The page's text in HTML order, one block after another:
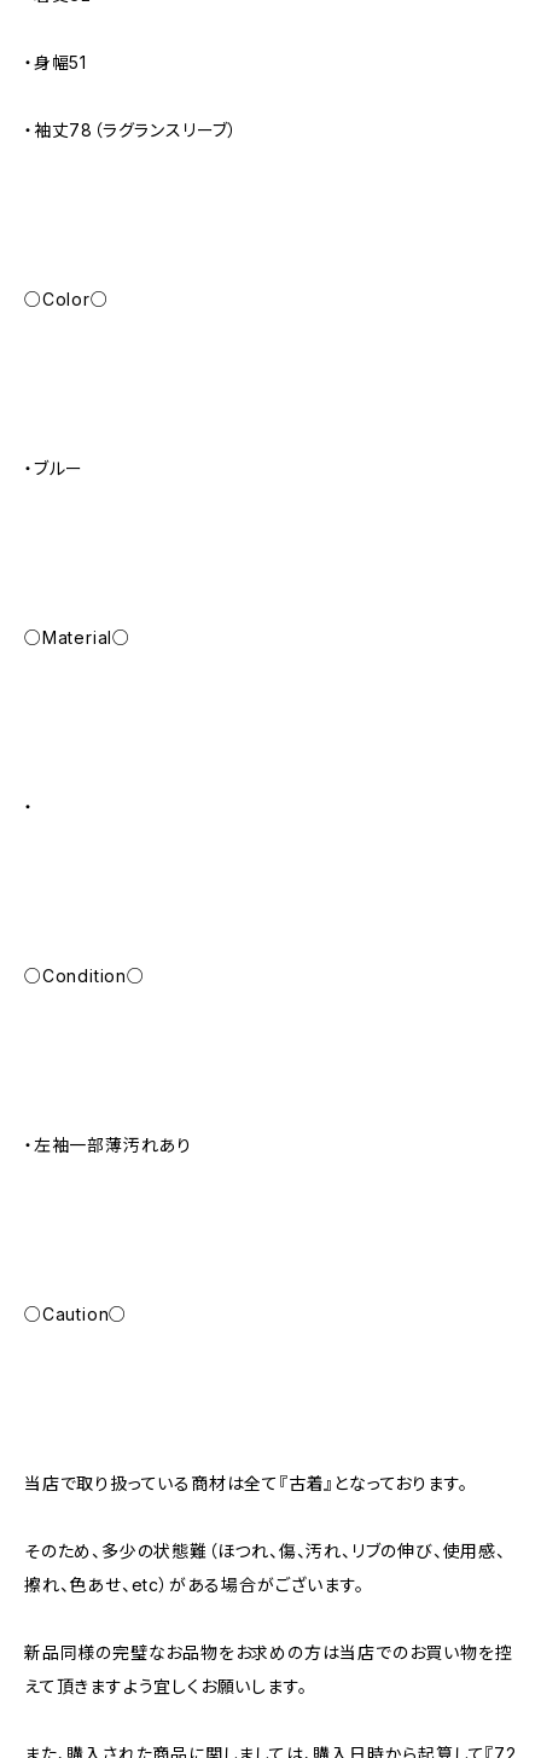
・身幅51
・袖丈78（ラグランスリーブ）
○Color○
・ブルー
○Material○
・
○Condition○
・左袖一部薄汚れあり
○Caution○
当店で取り扱っている商材は全て『古着』となっております。
そのため、多少の状態難（ほつれ、傷、汚れ、リブの伸び、使用感、
擦れ、色あせ、etc）がある場合がございます。
新品同様の完璧なお品物をお求めの方は当店でのお買い物を控
えて頂きますよう宜しくお願いします。
また、購入された商品に関しましては、購入日時から起算して『72